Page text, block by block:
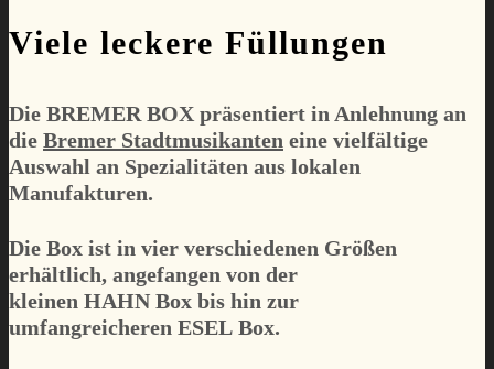
Viele leckere Füllungen
Die BREMER BOX präsentiert in Anlehnung an
die Bremer Stadtmusikanten eine vielfältige
Auswahl an Spezialitäten aus lokalen
Manufakturen.
Die Box ist in vier verschiedenen Größen
erhältlich, angefangen von der
kleinen HAHN Box bis hin zur
umfangreicheren ESEL Box.